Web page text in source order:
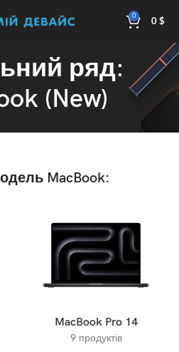
0
0$
ряд:
(New)
MacBook:
MacBook Pro 14
9 продуктів